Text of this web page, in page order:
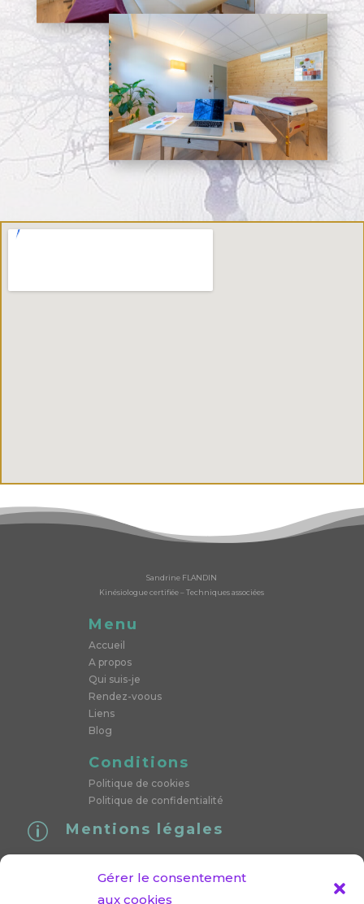
Gérer le consentement
aux cookies
Sandrine FLANDIN
Kinésiologue certifiée – Techniques associées
Menu
Accueil
A propos
Qui suis-je
Rendez-voous
Liens
Blog
Conditions
Politique de cookies
Politique de confidentialité
p Mentions légales
SIRET : 89375824300024